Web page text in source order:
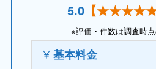
5.0 【★★★★★
※評価・件数は調査時点
基本料金